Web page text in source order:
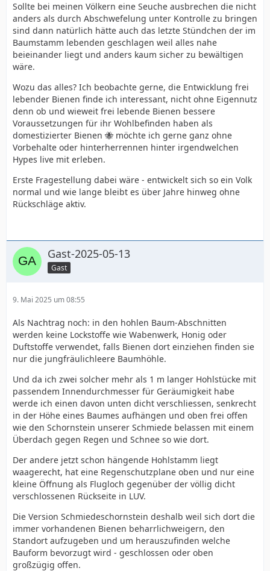
Sollte bei meinen Völkern eine Seuche ausbrechen die nicht
anders als durch Abschwefelung unter Kontrolle zu bringen
sind dann natürlich hätte auch das letzte Stündchen der im
Baumstamm lebenden geschlagen weil alles nahe
beieinander liegt und anders kaum sicher zu bewältigen
wäre.
Wozu das alles? Ich beobachte gerne, die Entwicklung frei
lebender Bienen finde ich interessant, nicht ohne Eigennutz
denn ob und wieweit frei lebende Bienen bessere
Voraussetzungen für ihr Wohlbefinden haben als
domestizierter Bienen 🐝 möchte ich gerne ganz ohne
Vorbehalte oder hinterherrennen hinter irgendwelchen
Hypes live mit erleben.
Erste Fragestellung dabei wäre - entwickelt sich so ein Volk
normal und wie lange bleibt es über Jahre hinweg ohne
Rückschläge aktiv.
Gast-2025-05-13
Gast
9. Mai 2025 um 08:55
Als Nachtrag noch: in den hohlen Baum-Abschnitten
werden keine Lockstoffe wie Wabenwerk, Honig oder
Duftstoffe verwendet, falls Bienen dort einziehen finden sie
nur die jungfräulichleere Baumhöhle.
Und da ich zwei solcher mehr als 1 m langer Hohlstücke mit
passendem Innendurchmesser für Geräumigkeit habe
werde ich einen davon unten dicht verschliessen, senkrecht
in der Höhe eines Baumes aufhängen und oben frei offen
wie den Schornstein unserer Schmiede belassen mit einem
Überdach gegen Regen und Schnee so wie dort.
Der andere jetzt schon hängende Hohlstamm liegt
waagerecht, hat eine Regenschutzplane oben und nur eine
kleine Öffnung als Flugloch gegenüber der völlig dicht
verschlossenen Rückseite in LUV.
Die Version Schmiedeschornstein deshalb weil sich dort die
immer vorhandenen Bienen beharrlichweigern, den
Standort aufzugeben und um herauszufinden welche
Bauform bevorzugt wird - geschlossen oder oben
großzügig offen.